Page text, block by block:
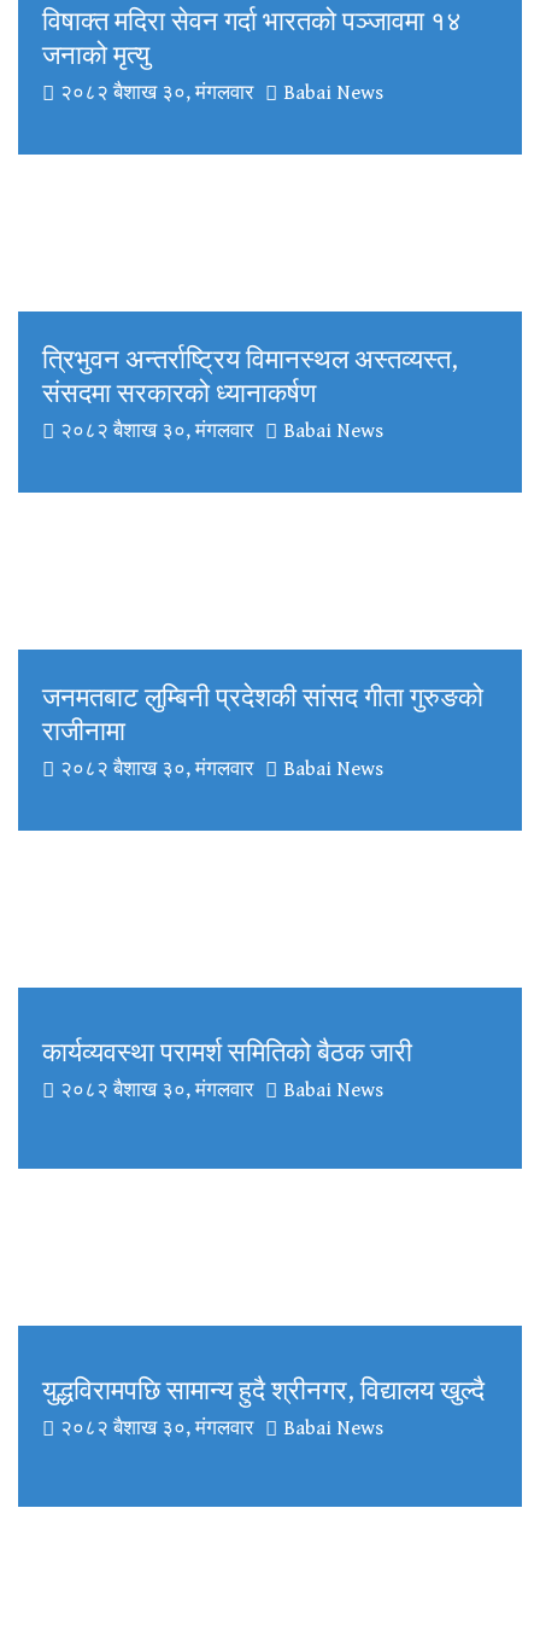
विषाक्त मदिरा सेवन गर्दा भारतको पञ्जावमा १४
जनाको मृत्यु
२०८२ बैशाख ३०, मंगलवार Babai News
त्रिभुवन अन्तर्राष्ट्रिय विमानस्थल अस्तव्यस्त,
संसदमा सरकारको ध्यानाकर्षण
२०८२ बैशाख ३०, मंगलवार Babai News
जनमतबाट लुम्बिनी प्रदेशकी सांसद गीता गुरुङको
राजीनामा
२०८२ बैशाख ३०, मंगलवार Babai News
कार्यव्यवस्था परामर्श समितिको बैठक जारी
२०८२ बैशाख ३०, मंगलवार Babai News
युद्धविरामपछि सामान्य हुदै श्रीनगर, विद्यालय खुल्दै
२०८२ बैशाख ३०, मंगलवार Babai News